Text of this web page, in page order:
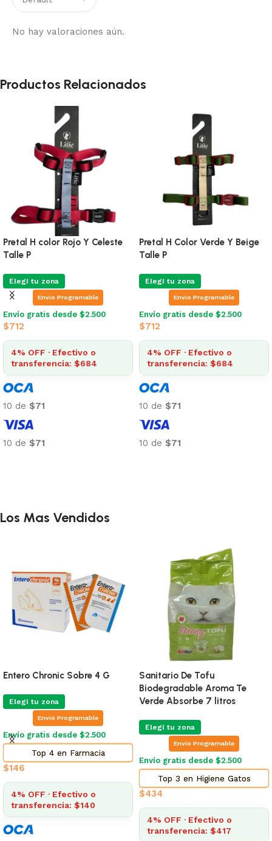
No hay valoraciones aún.
Productos Relacionados
Pretal H color Rojo Y Celeste
Talle P
Elegí tu zona
Envio Programable
Envío gratis desde $2.500
$712
4% OFF · Efectivo o
transferencia: $684
10 de $71
10 de $71
Pretal H Color Verde Y Beige
Talle P
Elegí tu zona
Envio Programable
Envío gratis desde $2.500
$712
4% OFF · Efectivo o
transferencia: $684
10 de $71
10 de $71
Los Mas Vendidos
Entero Chronic Sobre 4 G
Elegí tu zona
Envio Programable
Envío gratis desde $2.500
Top 4 en Farmacia
$146
4% OFF · Efectivo o
transferencia: $140
Sanitario De Tofu
Biodegradable Aroma Te
Verde Absorbe 7 litros
Elegí tu zona
Envio Programable
Envío gratis desde $2.500
Top 3 en Higiene Gatos
$434
4% OFF · Efectivo o
transferencia: $417